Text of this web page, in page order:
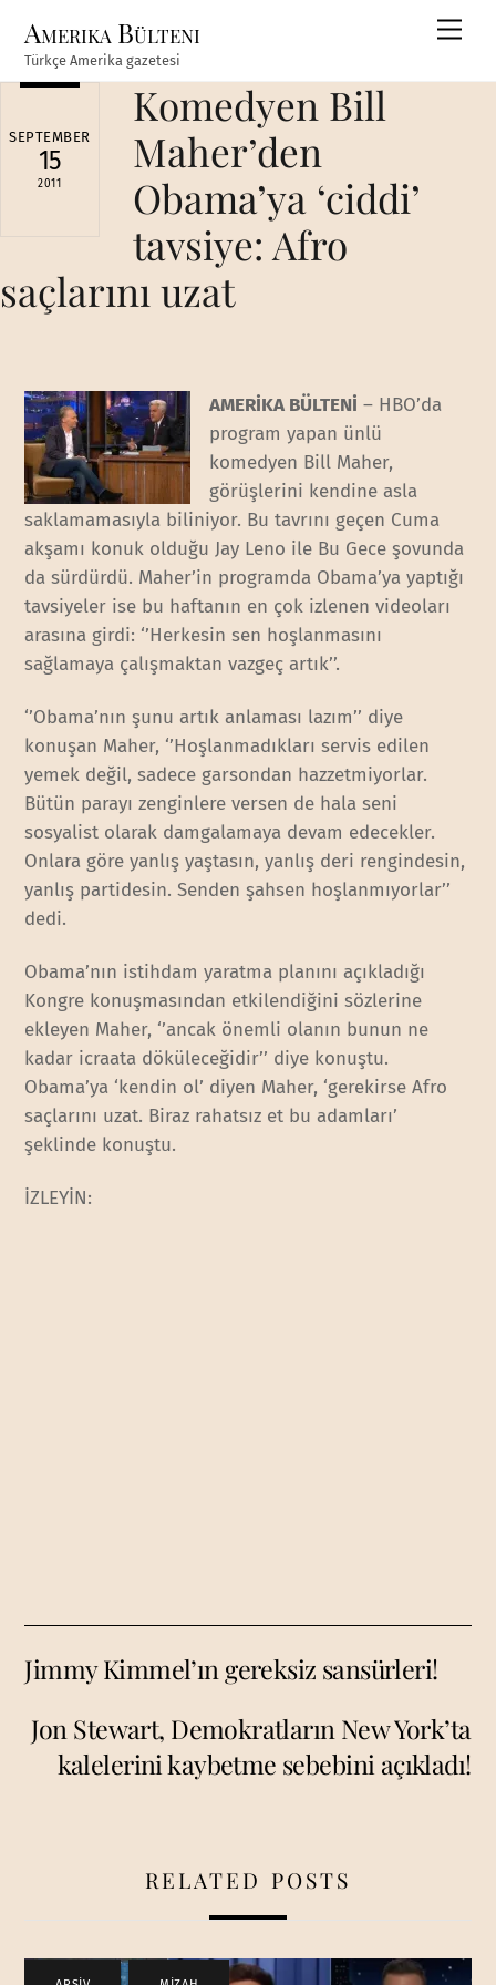
content
Amerika Bülteni
Türkçe Amerika gazetesi
SEPTEMBER
15
2011
Komedyen Bill
Maher’den
Obama’ya ‘ciddi’
tavsiye: Afro
saçlarını uzat
AMERİKA BÜLTENİ – HBO’da
program yapan ünlü
komedyen Bill Maher,
görüşlerini kendine asla
saklamamasıyla biliniyor. Bu tavrını geçen Cuma
akşamı konuk olduğu Jay Leno ile Bu Gece şovunda
da sürdürdü. Maher’in programda Obama’ya yaptığı
tavsiyeler ise bu haftanın en çok izlenen videoları
arasına girdi: ‘’Herkesin sen hoşlanmasını
sağlamaya çalışmaktan vazgeç artık’’.
‘’Obama’nın şunu artık anlaması lazım’’ diye
konuşan Maher, ‘’Hoşlanmadıkları servis edilen
yemek değil, sadece garsondan hazzetmiyorlar.
Bütün parayı zenginlere versen de hala seni
sosyalist olarak damgalamaya devam edecekler.
Onlara göre yanlış yaştasın, yanlış deri rengindesin,
yanlış partidesin. Senden şahsen hoşlanmıyorlar’’
dedi.
Obama’nın istihdam yaratma planını açıkladığı
Kongre konuşmasından etkilendiğini sözlerine
ekleyen Maher, ‘’ancak önemli olanın bunun ne
kadar icraata döküleceğidir’’ diye konuştu.
Obama’ya ‘kendin ol’ diyen Maher, ‘gerekirse Afro
saçlarını uzat. Biraz rahatsız et bu adamları’
şeklinde konuştu.
İZLEYİN:
Jimmy Kimmel’ın gereksiz sansürleri!
Jon Stewart, Demokratların New York’ta
kalelerini kaybetme sebebini açıkladı!
RELATED POSTS